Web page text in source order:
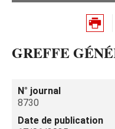
GREFFE
N° journal
8730
Date de publication